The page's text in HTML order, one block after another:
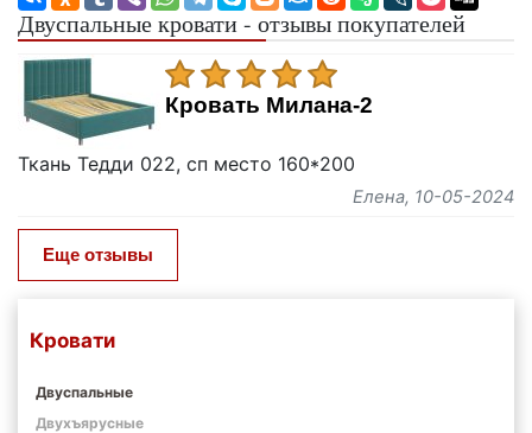
Кровати
Двуспальные
Двухъярусные
Двуспальные кровати - отзывы покупателей
Кровать Милана-2
Ткань Тедди 022, сп место 160*200
Елена, 10-05-2024
Еще отзывы